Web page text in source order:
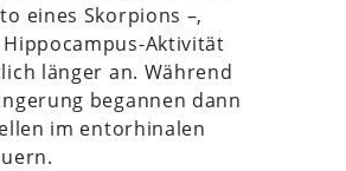
eines Skorpions –,
Aktivität
länger an. Während
begannen dann
im entorhinalen